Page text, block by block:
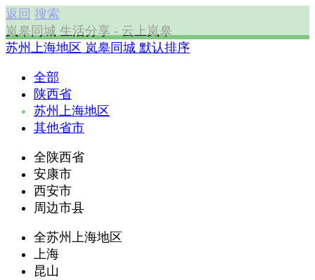
返回 搜索
岚皋同城 生活分享 - 云上岚皋
苏州上海地区 岚皋同城 默认排序
全部
陕西省
苏州上海地区
其他省市
全陕西省
安康市
西安市
周边市县
全苏州上海地区
上海
昆山